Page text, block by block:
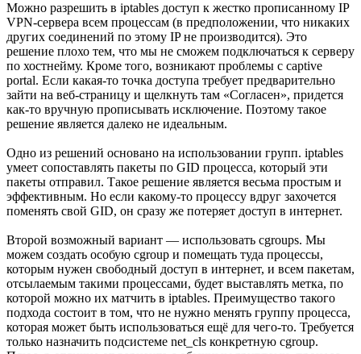
Можно разрешить в iptables доступ к жестко прописанному IP
VPN-сервера всем процессам (в предположении, что никаких
других соединений по этому IP не производится). Это
решение плохо тем, что мы не сможем подключаться к серверу
по хостнейму. Кроме того, возникают проблемы с captive
portal. Если какая-то точка доступа требует предварительно
зайти на веб-страницу и щелкнуть там «Согласен», придется
как-то вручную прописывать исключение. Поэтому такое
решение является далеко не идеальным.
Одно из решений основано на использовании групп. iptables
умеет сопоставлять пакеты по GID процесса, который эти
пакеты отправил. Такое решение является весьма простым и
эффективным. Но если какому-то процессу вдруг захочется
поменять свой GID, он сразу же потеряет доступ в интернет.
Второй возможный вариант — использовать cgroups. Мы
можем создать особую cgroup и помещать туда процессы,
которым нужен свободный доступ в интернет, и всем пакетам,
отсылаемым такими процессами, будет выставлять метка, по
которой можно их матчить в iptables. Преимущество такого
подхода состоит в том, что не нужно менять группу процесса,
которая может быть использоваться ещё для чего-то. Требуется
только назначить подсистеме net_cls конкретную cgroup.